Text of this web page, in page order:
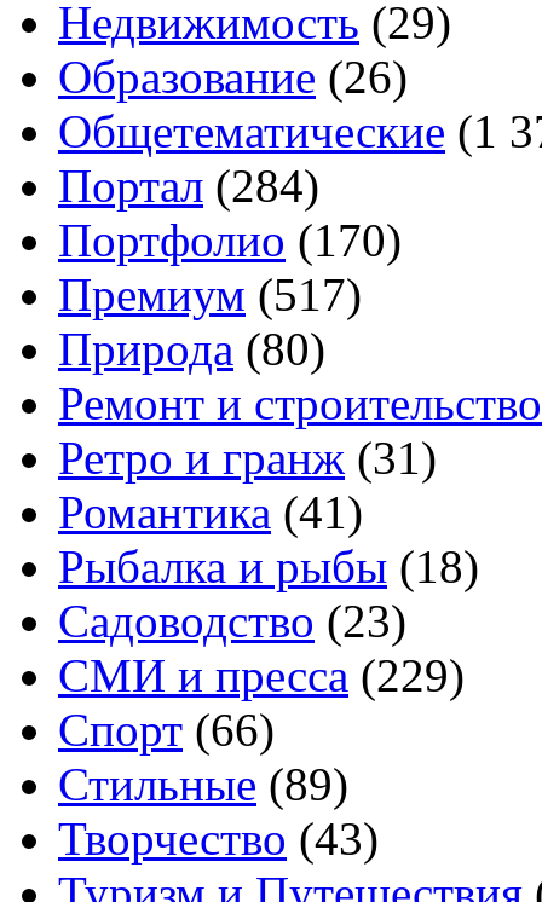
Недвижимость (29)
Образование (26)
Общетематические (1
Портал (284)
Портфолио (170)
Премиум (517)
Природа (80)
Ремонт и строительство
Ретро и гранж (31)
Романтика (41)
Рыбалка и рыбы (18)
Садоводство (23)
СМИ и пресса (229)
Спорт (66)
Стильные (89)
Творчество (43)